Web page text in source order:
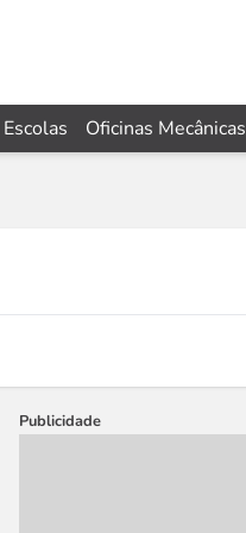
Escolas Oficinas Mecânicas
Publicidade